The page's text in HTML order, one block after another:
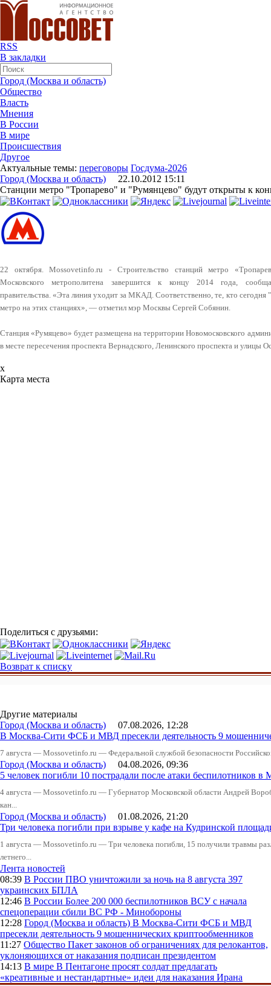
RSS
В закладки
Город (Москва и область)
Общество
Власть
Мнения
В России
В мире
Происшествия
Другое
Актуальные темы: переговоры Госдума-2026
Город (Москва и область) 22.10.2012 15:11
Станции метро "Тропарево" и "Румянцево" будут открыты к
22 октября. Mossovetinfo.ru - Cтроительство станций метро
Московского метрополитена завершится к концу 2014 года,
правительства. «Эта линия уходит за МКАД. Соответственно, те, кто
метро на этих станциях», — отметил мэр Москвы Сергей Собянин.
Станция «Румяцево» будет размещена на территории Новомосковского
в месте пересечения проспекта Вернадского, Ленинского проспекта и улицы
x
Карта места
Поделиться с друзьями:
Возврат к списку
Другие материалы
Город (Москва и область) 07.08.2026, 12:28
В Москва-Сити ФСБ и МВД пресекли деятельность 9
7 августа — Mossovetinfo.ru — Федеральной службой безопасности
Город (Москва и область) 04.08.2026, 09:36
5 человек погибли 10 пострадали после атаки беспилотников в
4 августа — Mossovetinfo.ru — Губернатор Московской области Андрей
кан...
Город (Москва и область) 01.08.2026, 21:20
Три человека погибли при взрыве у кафе на Кудринской
1 августа — Mossovetinfo.ru — Три человека погибли, 15 получили травмы
летнего...
Лента новостей
08:39 В России ПВО уничтожили за ночь на 8 августа 397
украинских БПЛА
12:46 В России Более 200 000 беспилотников ВСУ с начала
спецоперации сбили ВС РФ - Минобороны
12:28 Город (Москва и область) В Москва-Сити ФСБ и МВД
пресекли деятельность 9 мошеннических криптообменников
11:27 Общество Пакет законов об ограничениях для релокантов,
уклоняющихся от наказания подписан президентом
14:13 В мире В Пентагоне просят солдат предлагать
«креативные и нестандартные» идеи для наказания Ирана